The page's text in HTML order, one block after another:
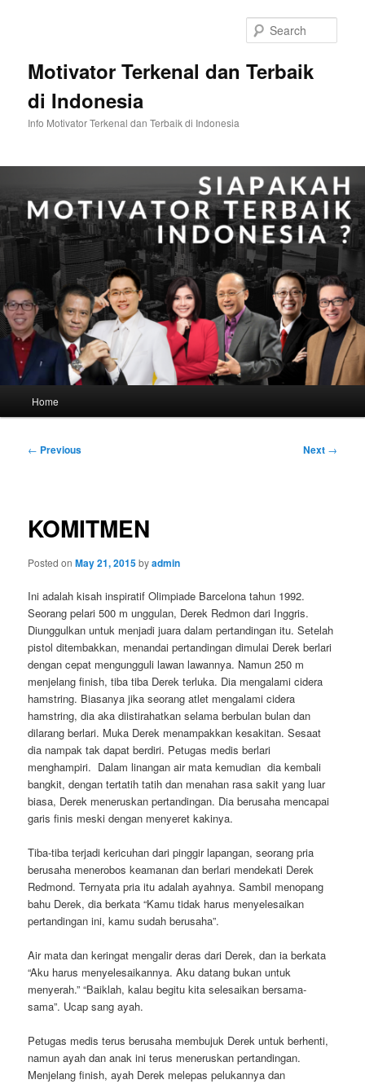
Motivator Terkenal dan Terbaik
di Indonesia
Info Motivator Terkenal dan Terbaik di Indonesia
Home
Post
← Previous Next →
KOMITMEN
Posted onMay 21, 2015byadmin
Ini adalah kisah inspiratif Olimpiade Barcelona tahun 1992.
Seorang pelari 500 m unggulan, Derek Redmon dari Inggris.
Diunggulkan untuk menjadi juara dalam pertandingan itu. Setelah
pistol ditembakkan, menandai pertandingan dimulai Derek berlari
dengan cepat mengungguli lawan lawannya. Namun 250 m
menjelang finish, tiba tiba Derek terluka. Dia mengalami cidera
hamstring. Biasanya jika seorang atlet mengalami cidera
hamstring, dia aka diistirahatkan selama berbulan bulan dan
dilarang berlari. Muka Derek menampakkan kesakitan. Sesaat
dia nampak tak dapat berdiri. Petugas medis berlari
menghampiri. Dalam linangan air mata kemudian dia kembali
bangkit, dengan tertatih tatih dan menahan rasa sakit yang luar
biasa, Derek meneruskan pertandingan. Dia berusaha mencapai
garis finis meski dengan menyeret kakinya.
Tiba-tiba terjadi kericuhan dari pinggir lapangan, seorang pria
berusaha menerobos keamanan dan berlari mendekati Derek
Redmond. Ternyata pria itu adalah ayahnya. Sambil menopang
bahu Derek, dia berkata “Kamu tidak harus menyelesaikan
pertandingan ini, kamu sudah berusaha”.
Air mata dan keringat mengalir deras dari Derek, dan ia berkata
“Aku harus menyelesaikannya. Aku datang bukan untuk
menyerah.” “Baiklah, kalau begitu kita selesaikan bersama-
sama”. Ucap sang ayah.
Petugas medis terus berusaha membujuk Derek untuk berhenti,
namun ayah dan anak ini terus meneruskan pertandingan.
Menjelang finish, ayah Derek melepas pelukannya dan